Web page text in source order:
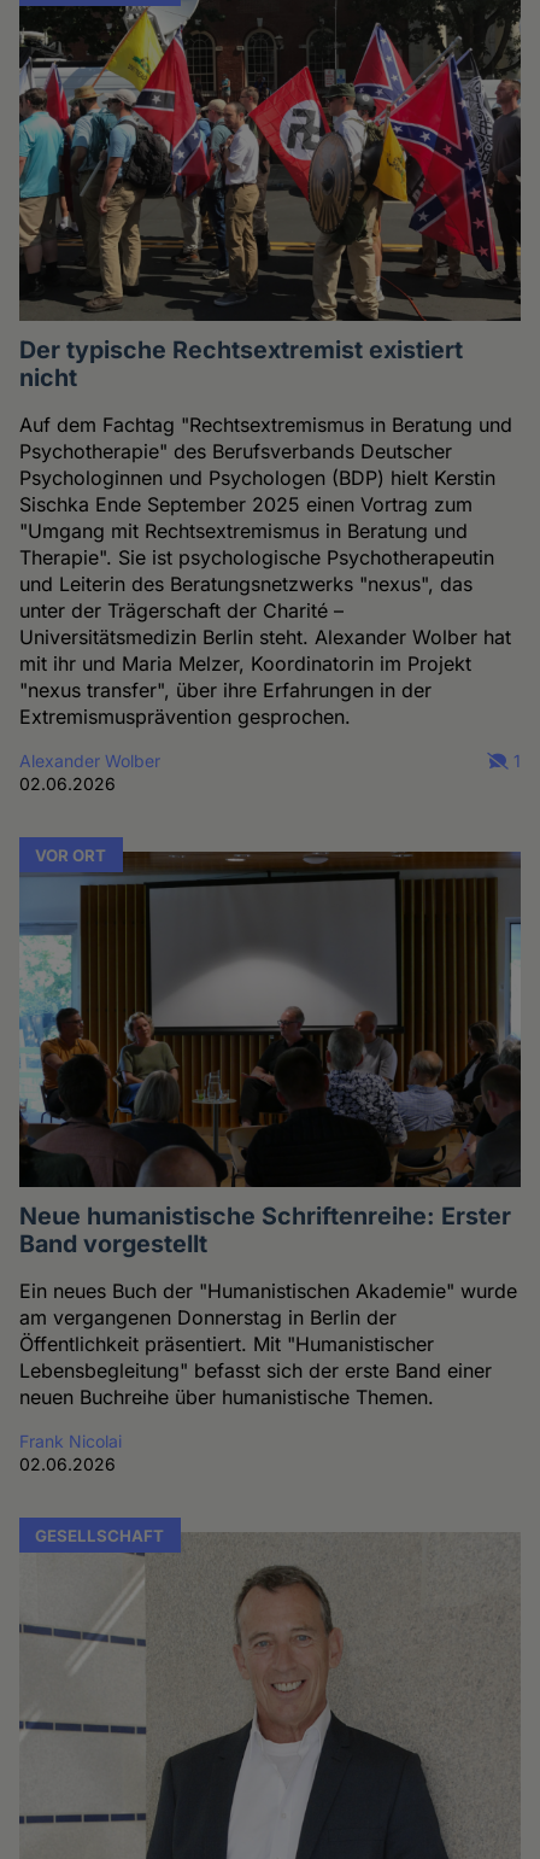
Der typische Rechtsextremist existiert
nicht
Auf dem Fachtag "Rechtsextremismus in Beratung und
Psychotherapie" des Berufsverbands Deutscher
Psychologinnen und Psychologen (BDP) hielt Kerstin
Sischka Ende September 2025 einen Vortrag zum
"Umgang mit Rechtsextremismus in Beratung und
Therapie". Sie ist psychologische Psychotherapeutin
und Leiterin des Beratungsnetzwerks "nexus", das
unter der Trägerschaft der Charité –
Universitätsmedizin Berlin steht. Alexander Wolber hat
mit ihr und Maria Melzer, Koordinatorin im Projekt
"nexus transfer", über ihre Erfahrungen in der
Extremismusprävention gesprochen.
Alexander Wolber
02.06.2026
1
VOR ORT
Neue humanistische Schriftenreihe: Erster
Band vorgestellt
Ein neues Buch der "Humanistischen Akademie" wurde
am vergangenen Donnerstag in Berlin der
Öffentlichkeit präsentiert. Mit "Humanistischer
Lebensbegleitung" befasst sich der erste Band einer
neuen Buchreihe über humanistische Themen.
Frank Nicolai
02.06.2026
GESELLSCHAFT